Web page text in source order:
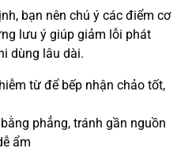
bạn nên chú ý các điểm cơ
lưu ý giúp giảm lỗi phát
dùng lâu dài.
từ để bếp nhận chảo tốt,
phẳng, tránh gần nguồn
ẩm